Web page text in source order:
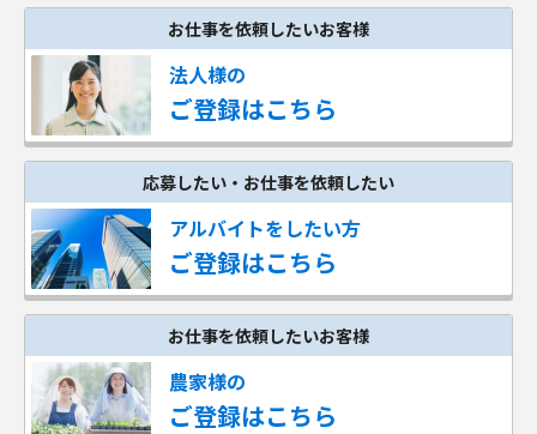
お仕事を依頼したいお客様
法人様の
ご登録はこちら
応募したい・お仕事を依頼したい
アルバイトをしたい方
ご登録はこちら
お仕事を依頼したいお客様
農家様の
ご登録はこちら